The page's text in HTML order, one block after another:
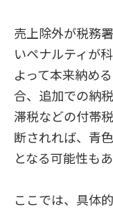
売上除外が税務
いペナルティが
よって本来納め
合、追加での納
滞税などの付帯
断されれば、青
となる可能性もあ
ここでは、具体